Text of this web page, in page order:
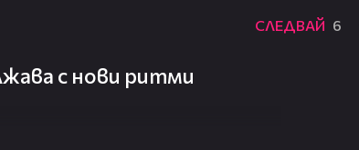
СЛЕДВАЙ 6
с нови ритми